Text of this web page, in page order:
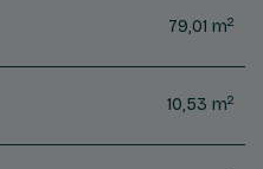
79,01 m2
10,53 m2